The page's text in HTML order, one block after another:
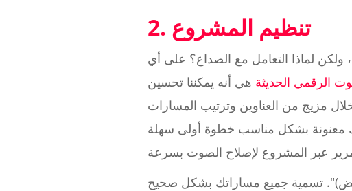
2. تنظيم المشروع
لماذا التعامل مع الصداع؟ على أي
الرقمي الحديثة هي أنه يمكننا تحسين
مزيج من العناوين وترتيب المسارات
معنونة بشكل مناسب خطوة أولى سهلة
قوسين، مثل "باس 1 (يحتاج إلى قطع منخفض)". تسمية جميع مساراتك بشكل صحيح